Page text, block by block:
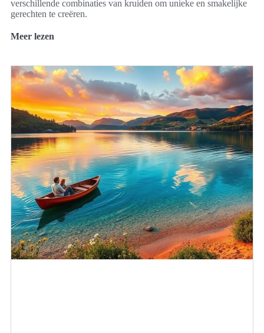
verschillende combinaties van kruiden om unieke en smakelijke
gerechten te creëren.
Meer lezen